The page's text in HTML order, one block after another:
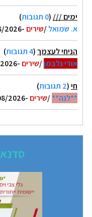
ימים /// (0 תגובות
)
א. שמואל/שירים -08/08/2026 02:51
הניחי לעצמך(4 תגובות
)
אודי גלבמן/שירים -07/08/2026 23:18
חי(2 תגובות
)
**לנה**/שירים -07/08/2026 20:15